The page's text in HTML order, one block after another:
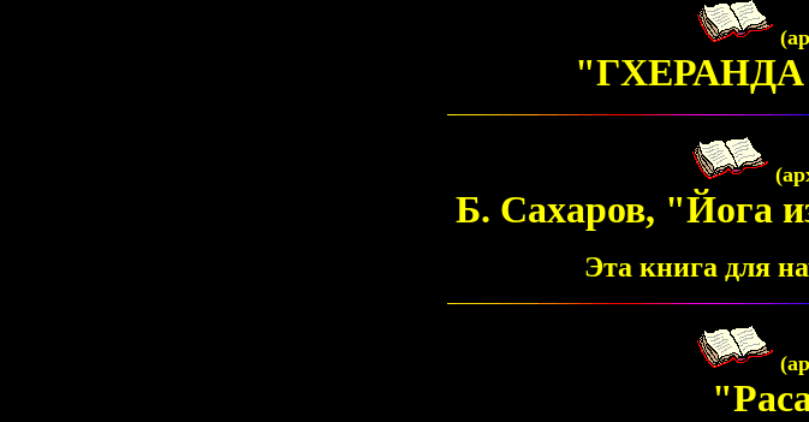
Б. Сахаров, "Йога
Эта книга для